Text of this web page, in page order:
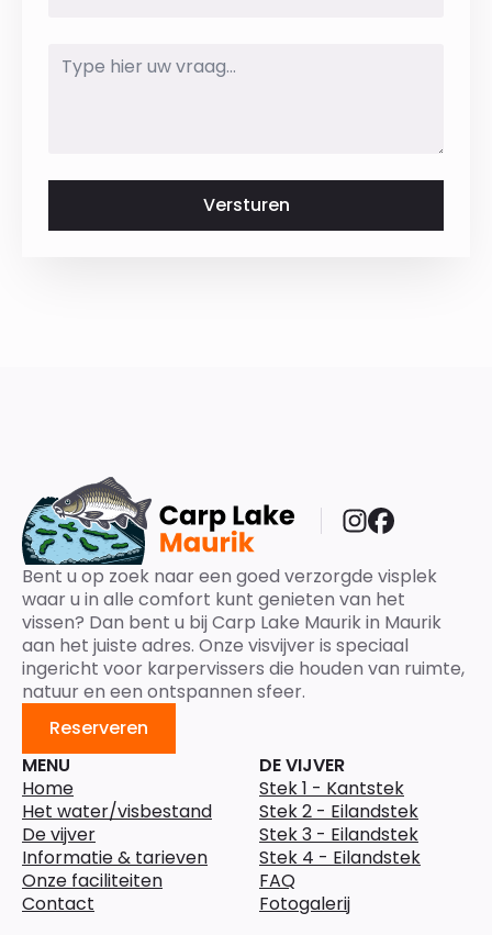
Versturen
Bent u op zoek naar een goed verzorgde visplek
waar u in alle comfort kunt genieten van het
vissen? Dan bent u bij Carp Lake Maurik in Maurik
aan het juiste adres. Onze visvijver is speciaal
ingericht voor karpervissers die houden van ruimte,
natuur en een ontspannen sfeer.
Reserveren
MENU
Home
Het water/visbestand
De vijver
Informatie & tarieven
Onze faciliteiten
Contact
DE VIJVER
Stek 1 - Kantstek
Stek 2 - Eilandstek
Stek 3 - Eilandstek
Stek 4 - Eilandstek
FAQ
Fotogalerij